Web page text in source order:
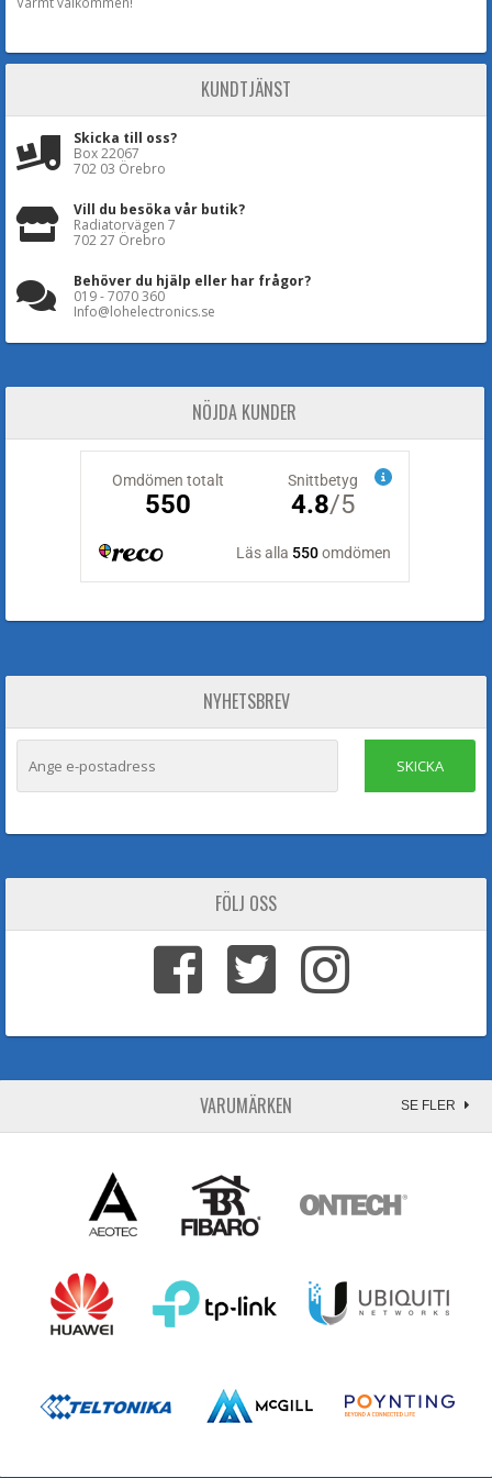
KUNDTJÄNST
Skicka till oss?
Box 22067
702 03 Örebro
Vill du besöka vår butik?
Radiatorvägen 7
702 27 Örebro
Behöver du hjälp eller har frågor?
019 - 7070 360
Info@lohelectronics.se
NÖJDA KUNDER
NYHETSBREV
SKICKA
FÖLJ OSS
VARUMÄRKEN SE FLER